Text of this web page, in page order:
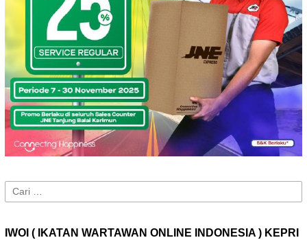
Cari
untuk:
IWOI ( IKATAN WARTAWAN ONLINE INDONESIA ) KEPRI